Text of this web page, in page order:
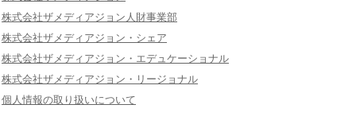
株式会社ザメディアジョン人財事業部
株式会社ザメディアジョン・シェア
株式会社ザメディアジョン・エデュケーショナル
株式会社ザメディアジョン・リージョナル
個人情報の取り扱いについて